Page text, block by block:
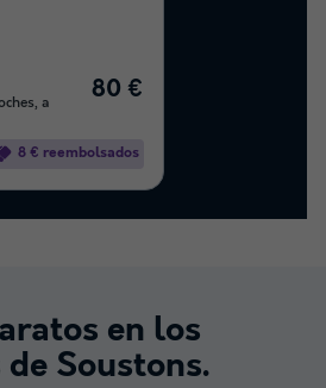
a
80 €
8 € reembolsados
en los
de Soustons.